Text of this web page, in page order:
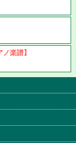
ノ楽譜】